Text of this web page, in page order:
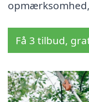
Få 3 tilbud,